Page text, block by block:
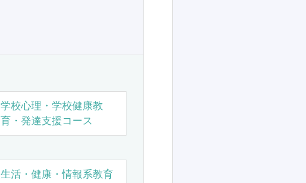
学校心理・学校健康教
育・発達支援コース
生活・健康・情報系教育